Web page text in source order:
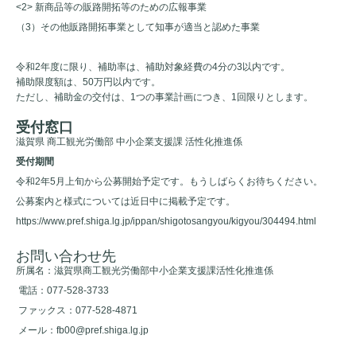
<2> 新商品等の販路開拓等のための広報事業
（3）その他販路開拓事業として知事が適当と認めた事業
令和2年度に限り、補助率は、補助対象経費の4分の3以内です。
補助限度額は、50万円以内です。
ただし、補助金の交付は、1つの事業計画につき、1回限りとします。
受付窓口
滋賀県 商工観光労働部 中小企業支援課 活性化推進係
受付期間
令和2年5月上旬から公募開始予定です。もうしばらくお待ちください。
公募案内と様式については近日中に掲載予定です。
https://www.pref.shiga.lg.jp/ippan/shigotosangyou/kigyou/304494.html
お問い合わせ先
所属名：滋賀県商工観光労働部中小企業支援課活性化推進係
電話：077-528-3733
ファックス：077-528-4871
メール： fb00@pref.shiga.lg.jp